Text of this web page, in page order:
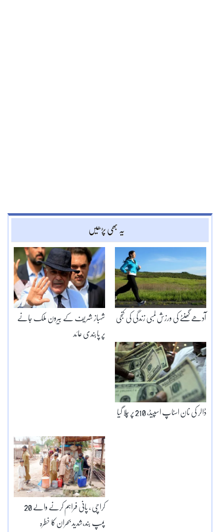
یہ بھی پڑھیں
شہباز شریف کے بیرون ملک جانے
پر پابندی عائد
آدھے گھنٹے کی ورزش لمبی زندگی کی کنجی
ڈالر کی نان اسٹاپ اسپیڈ، 210 پر چلا گیا
کراچی ، پانی فراہم کرنے والے 20
پمپ بند،شدید بحران کا خطرہ